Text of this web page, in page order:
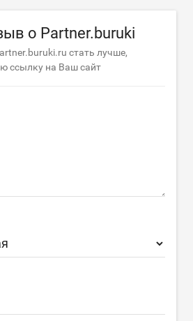
о Partner.buruki
стать лучше,
ссылку на Ваш сайт